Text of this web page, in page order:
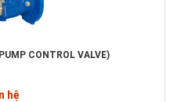
CONTROL VALVE)
hệ